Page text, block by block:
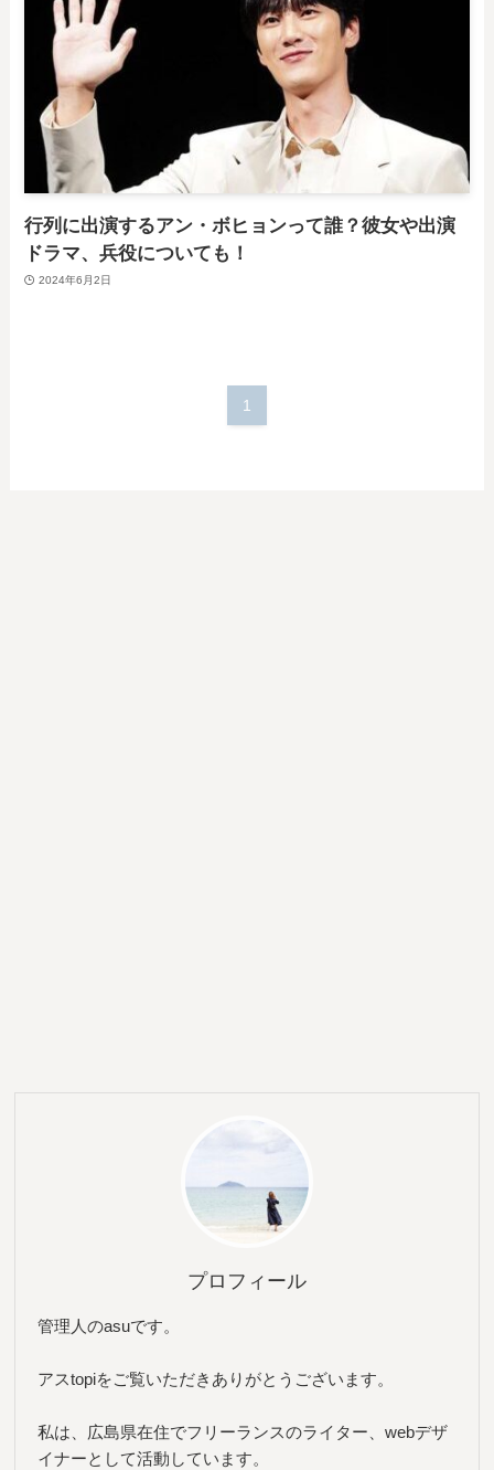
行列に出演するアン・ボヒョンって誰？彼女や出演
ドラマ、兵役についても！
2024年6月2日
1
プロフィール
管理人のasuです。
アスtopiをご覧いただきありがとうございます。
私は、広島県在住でフリーランスのライター、webデザ
イナーとして活動しています。